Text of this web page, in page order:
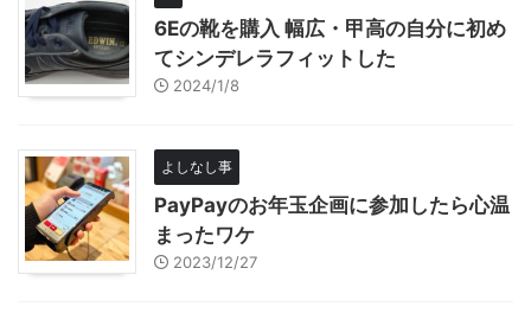
6Eの靴を購入 幅広・甲高の自分に初め
てシンデレラフィットした
2024/1/8
よしなし事
PayPayのお年玉企画に参加したら心温
まったワケ
2023/12/27